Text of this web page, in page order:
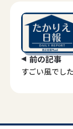
前の記事
すごい風でした